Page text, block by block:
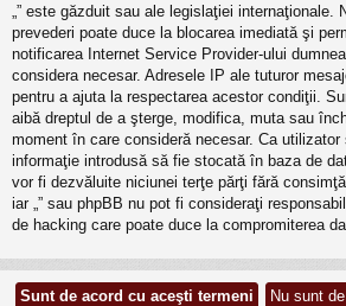
„” este găzduit sau ale legislaţiei internaţionale.
prevederi poate duce la blocarea imediată şi
notificarea Internet Service Provider-ului
considera necesar. Adresele IP ale tuturor
pentru a ajuta la respectarea acestor condiţii.
aibă dreptul de a şterge, modifica, muta sau
moment în care consideră necesar. Ca
informaţie introdusă să fie stocată în baza de
vor fi dezvăluite niciunei terţe părţi fără
iar „” sau phpBB nu pot fi consideraţi
de hacking care poate duce la compromiterea